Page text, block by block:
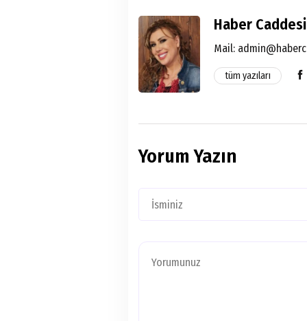
Haber Caddesi
Mail:
tüm yazıları
Yorum Yazın